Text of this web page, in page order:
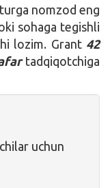
nomzod eng
sohaga tegishli
lozim. Grant 42
tadqiqotchiga
uchun